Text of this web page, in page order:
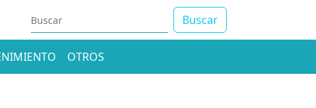
Buscar
OTROS